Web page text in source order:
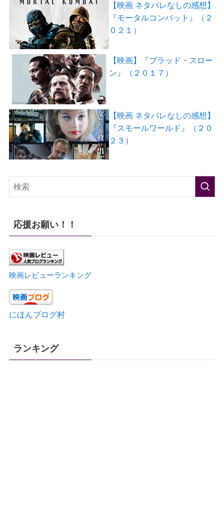
【映画 ネタバレなしの感想】
『モータルコンバット』（２
０２１）
【映画】『ブラッド・スロー
ン』（２０１７）
【映画 ネタバレなしの感想】
『スモールワールド』（２０
２３）
応援お願い！！
映画レビューランキング
にほんブログ村
ランキング